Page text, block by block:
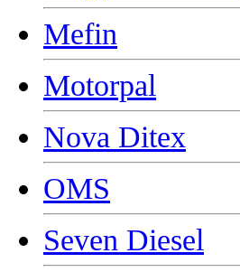
Mefin
Motorpal
Nova Ditex
OMS
Seven Diesel